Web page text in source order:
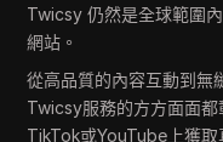
Twicsy 仍然是全球範圍
網站。
從高品質的內容互動到無
Twicsy服務的方方面面
TikTok或YouTube上獲取